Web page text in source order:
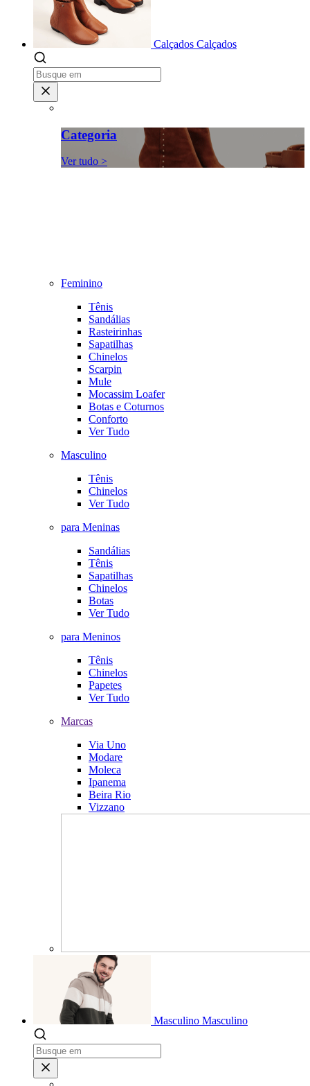
Calçados Calçados
Categoria
Ver tudo >
Feminino
Tênis
Sandálias
Rasteirinhas
Sapatilhas
Chinelos
Scarpin
Mule
Mocassim Loafer
Botas e Coturnos
Conforto
Ver Tudo
Masculino
Tênis
Chinelos
Ver Tudo
para Meninas
Sandálias
Tênis
Sapatilhas
Chinelos
Botas
Ver Tudo
para Meninos
Tênis
Chinelos
Papetes
Ver Tudo
Marcas
Via Uno
Modare
Moleca
Ipanema
Beira Rio
Vizzano
Masculino Masculino